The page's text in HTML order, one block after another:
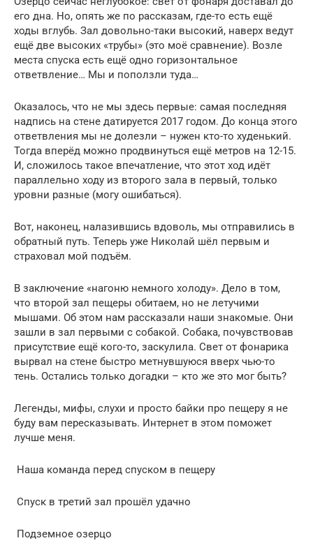
его дна. Но, опять же по рассказам, где-то есть ещё
ходы вглубь. Зал довольно-таки высокий, наверх ведут
ещё две высоких «трубы» (это моё сравнение). Возле
места спуска есть ещё одно горизонтальное
ответвление… Мы и поползли туда…
Оказалось, что не мы здесь первые: самая последняя
надпись на стене датируется 2017 годом. До конца этого
ответвления мы не долезли – нужен кто-то худенький.
Тогда вперёд можно продвинуться ещё метров на 12-15.
И, сложилось такое впечатление, что этот ход идёт
параллельно ходу из второго зала в первый, только
уровни разные (могу ошибаться).
Вот, наконец, налазившись вдоволь, мы отправились в
обратный путь. Теперь уже Николай шёл первым и
страховал мой подъём.
В заключение «нагоню немного холоду». Дело в том,
что второй зал пещеры обитаем, но не летучими
мышами. Об этом нам рассказали наши знакомые. Они
зашли в зал первыми с собакой. Собака, почувствовав
присутствие ещё кого-то, заскулила. Свет от фонарика
вырвал на стене быстро метнувшуюся вверх чью-то
тень. Остались только догадки – кто же это мог быть?
Легенды, мифы, слухи и просто байки про пещеру я не
буду вам пересказывать. Интернет в этом поможет
лучше меня.
Наша команда перед спуском в пещеру
Спуск в третий зал прошёл удачно
Подземное озерцо